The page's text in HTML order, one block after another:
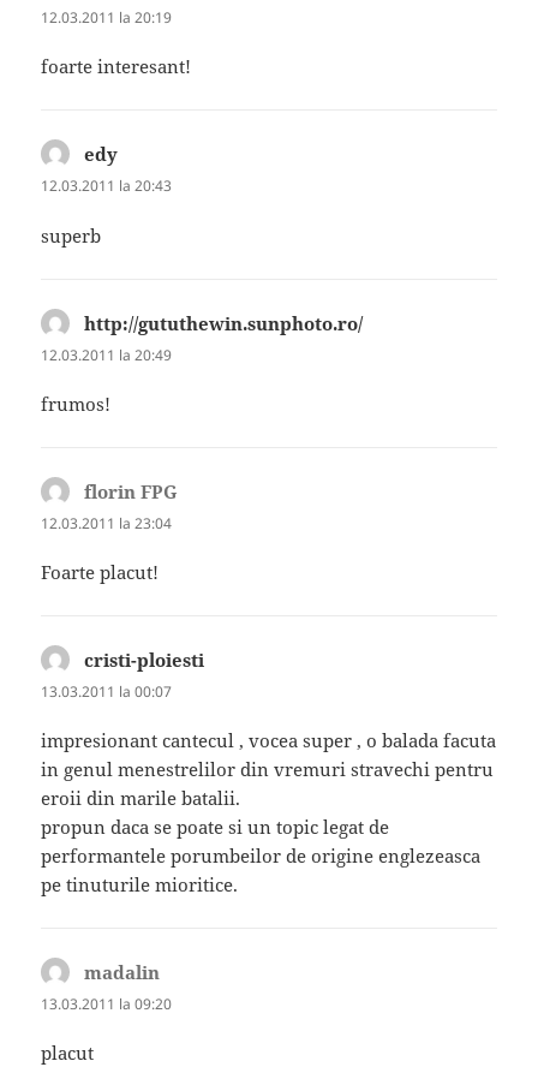
12.03.2011 la 20:19
foarte interesant!
edy
12.03.2011 la 20:43
superb
http://gututhewin.sunphoto.ro/spune:
12.03.2011 la 20:49
frumos!
florin FPG
12.03.2011 la 23:04
Foarte placut!
cristi-ploiesti
13.03.2011 la 00:07
impresionant cantecul , vocea super , o balada facuta
in genul menestrelilor din vremuri stravechi pentru
eroii din marile batalii.
propun daca se poate si un topic legat de
performantele porumbeilor de origine englezeasca
pe tinuturile mioritice.
madalin
13.03.2011 la 09:20
placut